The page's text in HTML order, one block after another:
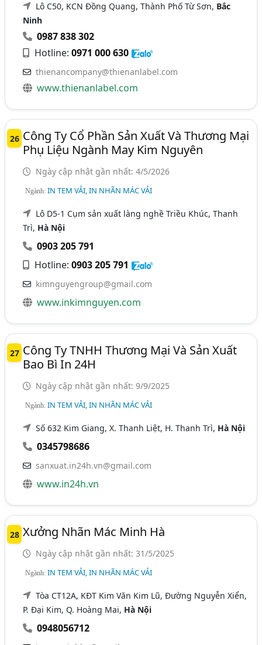
Lô C50, KCN Đồng Quang, Thành Phố Từ Sơn, Bắc
Ninh
0987 838 302
Hotline:0971 000 630
thienancompany@thienanlabel.com
www.thienanlabel.com
26 Công Ty Cổ Phần Sản Xuất Và Thương Mại
Phụ Liệu Ngành May Kim Nguyên
Ngày cập nhật gần nhất: 4/5/2026
Ngành:IN TEM VẢI, IN NHÃN MÁC VẢI
Lô D5-1 Cụm sản xuất làng nghề Triều Khúc, Thanh
Trì, Hà Nội
0903 205 791
Hotline:0903 205 791
kimnguyengroup@gmail.com
www.inkimnguyen.com
27 Công Ty TNHH Thương Mại Và Sản Xuất
Bao Bì In 24H
Ngày cập nhật gần nhất: 9/9/2025
Ngành:IN TEM VẢI, IN NHÃN MÁC VẢI
Số 632 Kim Giang, X. Thanh Liệt, H. Thanh Trì, Hà Nội
0345798686
sanxuat.in24h.vn@gmail.com
www.in24h.vn
28 Xưởng Nhãn Mác Minh Hà
Ngày cập nhật gần nhất: 31/5/2025
Ngành:IN TEM VẢI, IN NHÃN MÁC VẢI
Tòa CT12A, KĐT Kim Văn Kim Lũ, Đường Nguyễn Xiển,
P. Đại Kim, Q. Hoàng Mai, Hà Nội
0948056712